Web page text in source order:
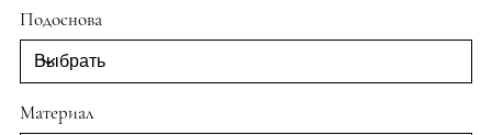
Подоснова
Материал